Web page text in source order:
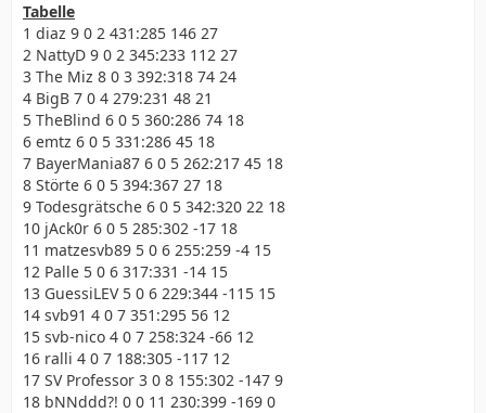
Tabelle
1 diaz 9 0 2 431:285 146 27
2 NattyD 9 0 2 345:233 112 27
3 The Miz 8 0 3 392:318 74 24
4 BigB 7 0 4 279:231 48 21
5 TheBlind 6 0 5 360:286 74 18
6 emtz 6 0 5 331:286 45 18
7 BayerMania87 6 0 5 262:217 45 18
8 Störte 6 0 5 394:367 27 18
9 Todesgrätsche 6 0 5 342:320 22 18
10 jAck0r 6 0 5 285:302 -17 18
11 matzesvb89 5 0 6 255:259 -4 15
12 Palle 5 0 6 317:331 -14 15
13 GuessiLEV 5 0 6 229:344 -115 15
14 svb91 4 0 7 351:295 56 12
15 svb-nico 4 0 7 258:324 -66 12
16 ralli 4 0 7 188:305 -117 12
17 SV Professor 3 0 8 155:302 -147 9
18 bNNddd?! 0 0 11 230:399 -169 0